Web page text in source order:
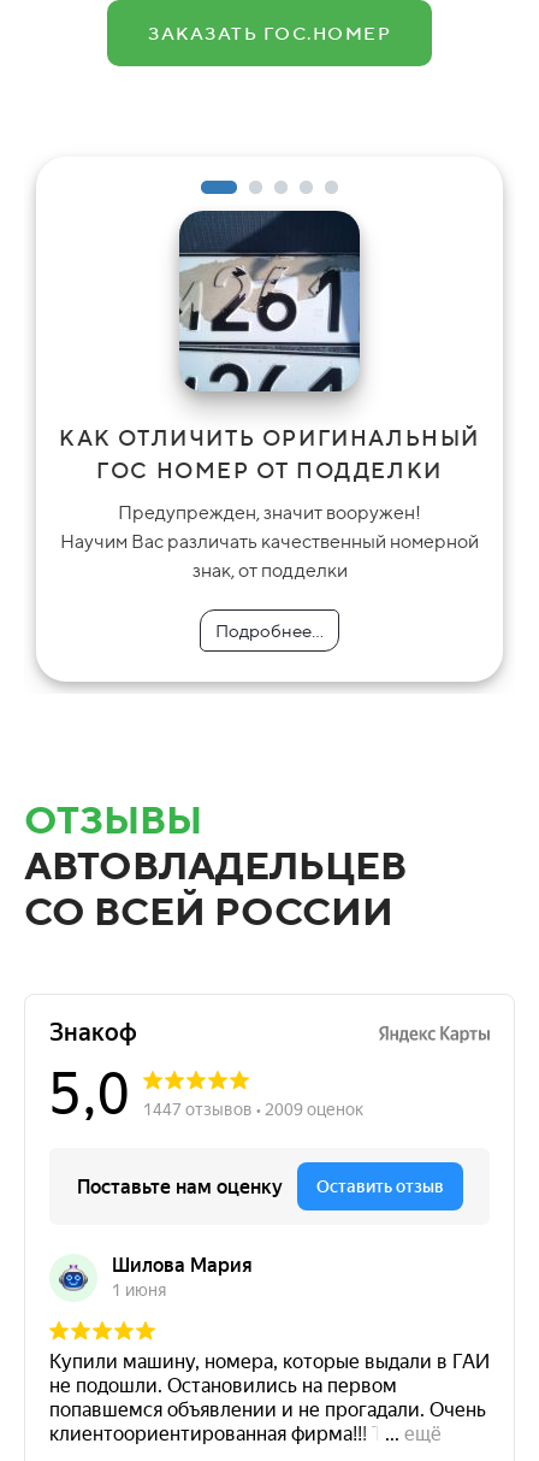
ЗАКАЗАТЬ ГОС.НОМЕР
КАК ОТЛИЧИТЬ ОРИГИНАЛЬНЫЙ
ГОС НОМЕР ОТ ПОДДЕЛКИ
Предупрежден, значит вооружен!
Научим Вас различать качественный номерной
знак, от подделки
Подробнее...
Подробнее...
Подробнее...
Подробнее...
Подробнее...
ОТЗЫВЫ
АВТОВЛАДЕЛЬЦЕВ
СО ВСЕЙ РОССИИ